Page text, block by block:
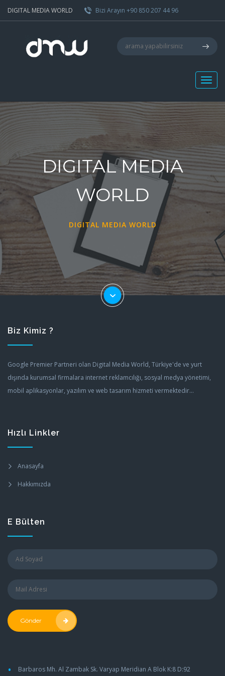
DIGITAL MEDIA WORLD Bizi Arayın +90 850 207 44 96
DIGITAL MEDIA
WORLD
DIGITAL MEDIA WORLD
Biz Kimiz ?
Google Premier Partneri olan Digital Media World, Türkiye'de ve yurt
dışında kurumsal firmalara internet reklamcılığı, sosyal medya yönetimi,
mobil aplikasyonlar, yazılım ve web tasarım hizmeti vermektedir...
Hızlı Linkler
Anasayfa
Hakkımızda
E Bülten
Gönder
• Barbaros Mh. Al Zambak Sk. Varyap Meridian A Blok K:8 D:92